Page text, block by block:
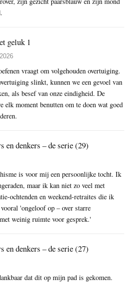
geluk 1
vraagt om volgehouden overtuiging.
slinkt, kunnen we een gevoel van
als besef van onze eindigheid. De
elk moment benutten om te doen wat goed
en denkers – de serie (29)
is voor mij een persoonlijke tocht. Ik
maar ik kan niet zo veel met
ochtenden en weekend-retraites die ik
'ongeloof op – over starre
weinig ruimte voor gesprek.'
en denkers – de serie (27)
dat dit op mijn pad is gekomen.